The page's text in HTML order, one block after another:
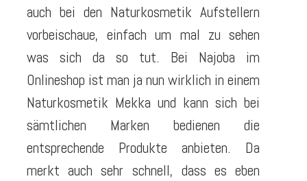
auch bei den Naturkosmetik Aufstellern
vorbeischaue, einfach um mal zu sehen
was sich da so tut. Bei Najoba im
Onlineshop ist man ja nun wirklich in einem
Naturkosmetik Mekka und kann sich bei
sämtlichen Marken bedienen die
entsprechende Produkte anbieten. Da
merkt auch sehr schnell, dass es eben